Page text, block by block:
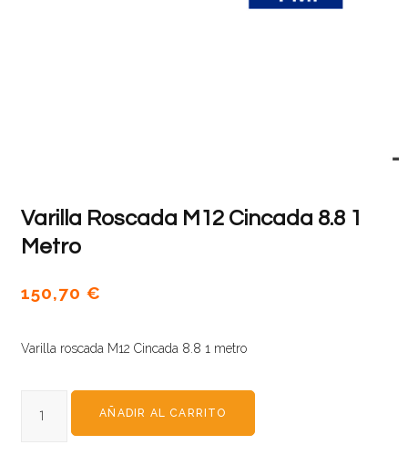
Varilla Roscada M12 Cincada 8.8 1
Metro
150,70€
Varilla roscada M12 Cincada 8.8 1 metro
AÑADIR AL CARRITO